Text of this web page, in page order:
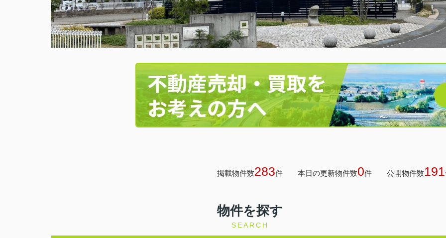
掲載物件数283件 本日の更新物件数0件 公開物件数191
物件を探す
SEARCH